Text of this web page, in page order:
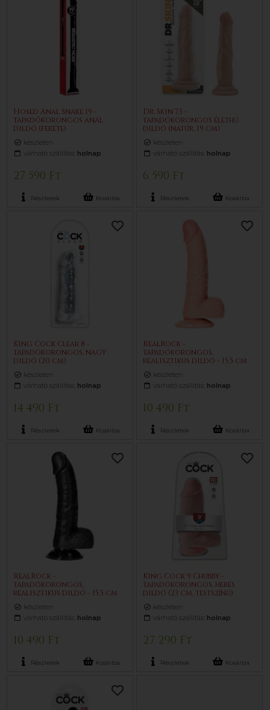
Hosed Anal Snake 19 -
tapadókorongos anál
dildó (fekete)
készleten
várható szállítás: holnap
27 590 Ft
Részletek Kosárba
Dr. Skin 7,5 -
tapadókorongos élethű
dildó (natúr, 19 cm)
készleten
várható szállítás: holnap
6 590 Ft
Részletek Kosárba
King Cock Clear 8 -
tapadókorongos, nagy
dildó (20 cm)
készleten
várható szállítás: holnap
14 490 Ft
Részletek Kosárba
RealRock -
tapadókorongos,
realisztikus dildó - 15,5 cm
(testszínű)
készleten
várható szállítás: holnap
10 490 Ft
Részletek Kosárba
RealRock -
tapadókorongos,
realisztikus dildó - 15,5 cm
készleten
várható szállítás: holnap
10 490 Ft
Részletek Kosárba
King Cock 9 Chubby -
tapadókorongos, herés
dildó (23 cm, testszínű)
készleten
várható szállítás: holnap
27 290 Ft
Részletek Kosárba